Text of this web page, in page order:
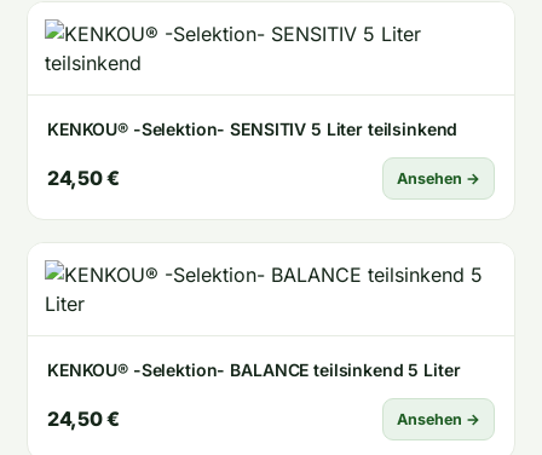
KENKOU® -Selektion- SENSITIV 5 Liter teilsinkend
24,50 € Ansehen →
KENKOU® -Selektion- BALANCE teilsinkend 5 Liter
24,50 € Ansehen →